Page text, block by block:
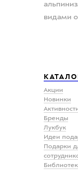
видами
Акции
Новинки
Бренды
Лукбук
Идеи
Подарки